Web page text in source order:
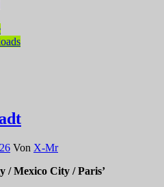
Von X-Mr
/ Mexico City / Paris’